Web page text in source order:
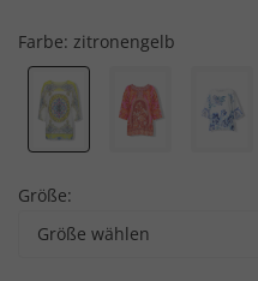
Farbe: zitronengelb
Größe:
Größe wählen